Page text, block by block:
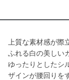
上質な素材感が
ふれる白の美しい
ゆったりとしたシ
ザインが腰回りを